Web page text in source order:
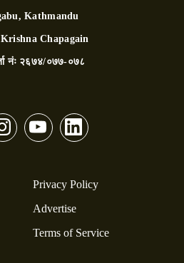
Kathmandu
Chapagain
नंः २६७४/०७७-०७८
Privacy Policy
Advertise
Terms of Service